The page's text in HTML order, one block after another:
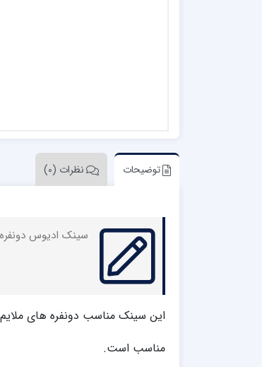
توضیحات نظرات (0)
سینک ادیوس
این سینک مناسب دونفره های
مناسب است.